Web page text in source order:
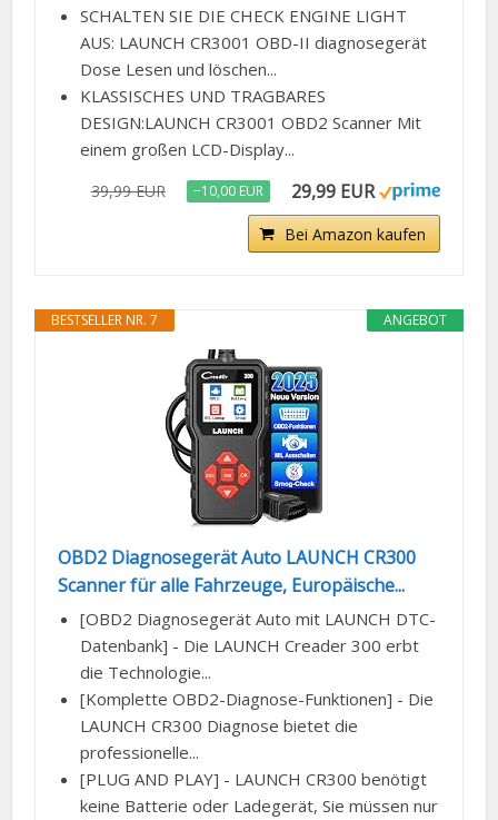
SCHALTEN SIE DIE CHECK ENGINE LIGHT
AUS: LAUNCH CR3001 OBD-II diagnosegerät
Dose Lesen und löschen...
KLASSISCHES UND TRAGBARES
DESIGN:LAUNCH CR3001 OBD2 Scanner Mit
einem großen LCD-Display...
39,99 EUR −10,00 EUR 29,99 EUR
Bei Amazon kaufen
ANGEBOT
BESTSELLER NR. 7
OBD2 Diagnosegerät Auto LAUNCH CR300
Scanner für alle Fahrzeuge, Europäische...
[OBD2 Diagnosegerät Auto mit LAUNCH DTC-
Datenbank] - Die LAUNCH Creader 300 erbt
die Technologie...
[Komplette OBD2-Diagnose-Funktionen] - Die
LAUNCH CR300 Diagnose bietet die
professionelle...
[PLUG AND PLAY] - LAUNCH CR300 benötigt
keine Batterie oder Ladegerät, Sie müssen nur